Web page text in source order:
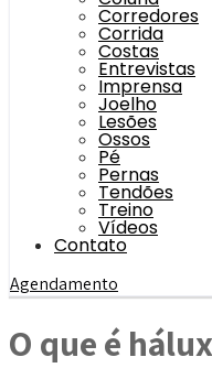
Corredores
Corrida
Costas
Entrevistas
Imprensa
Joelho
Lesões
Ossos
Pé
Pernas
Tendões
Treino
Vídeos
Contato
Agendamento
O que é